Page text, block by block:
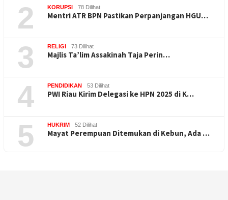
2 KORUPSI 78 Dilihat
Mentri ATR BPN Pastikan Perpanjangan HGU…
3 RELIGI 73 Dilihat
Majlis Ta’lim Assakinah Taja Perin…
4 PENDIDIKAN 53 Dilihat
PWI Riau Kirim Delegasi ke HPN 2025 di K…
5 HUKRIM 52 Dilihat
Mayat Perempuan Ditemukan di Kebun, Ada …